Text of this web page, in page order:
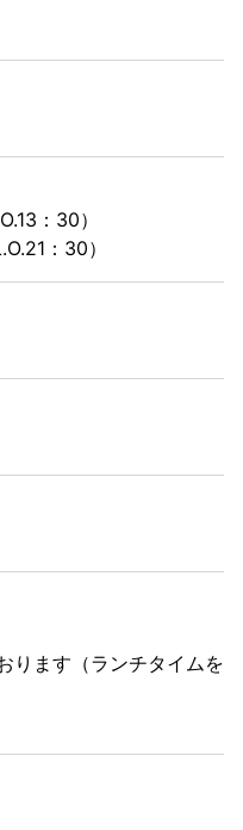
：30）
：30）
ります（ランチタイムを